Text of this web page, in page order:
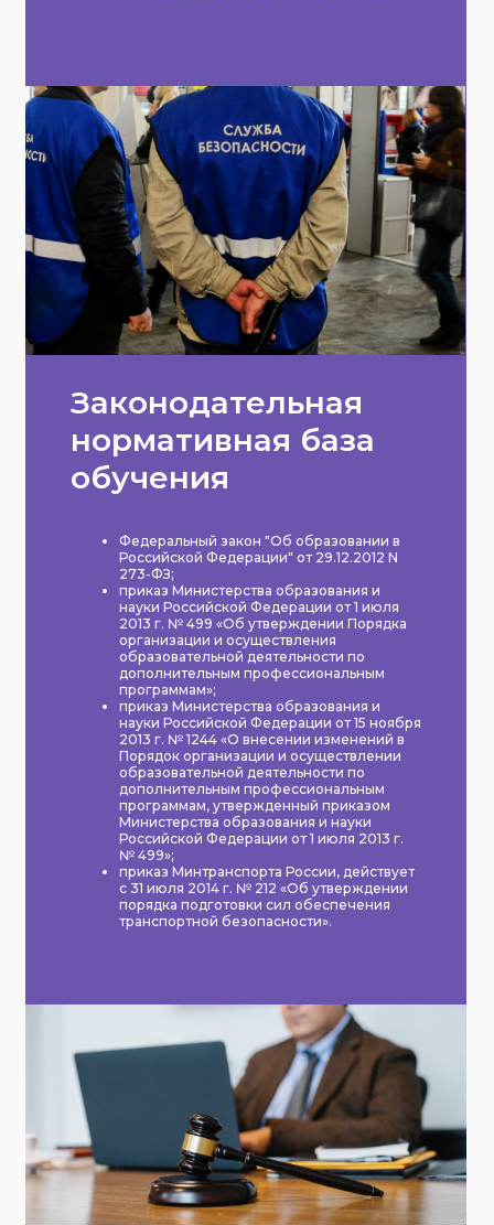
Законодательная
нормативная база
обучения
Федеральный закон "Об образовании в
Российской Федерации" от 29.12.2012 N
273-ФЗ;
приказ Министерства образования и
науки Российской Федерации от 1 июля
2013 г. № 499 «Об утверждении Порядка
организации и осуществления
образовательной деятельности по
дополнительным профессиональным
программам»;
приказ Министерства образования и
науки Российской Федерации от 15 ноября
2013 г. № 1244 «О внесении изменений в
Порядок организации и осуществлении
образовательной деятельности по
дополнительным профессиональным
программам, утвержденный приказом
Министерства образования и науки
Российской Федерации от 1 июля 2013 г.
№ 499»;
приказ Минтранспорта России, действует
с 31 июля 2014 г. № 212 «Об утверждении
порядка подготовки сил обеспечения
транспортной безопасности».